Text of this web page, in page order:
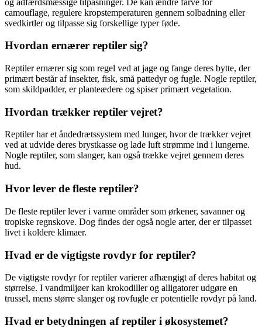
camouflage, regulere kropstemperaturen gennem solbadning eller
svedkirtler og tilpasse sig forskellige typer føde.
Hvordan ernærer reptiler sig?
Reptiler ernærer sig som regel ved at jage og fange deres bytte, der
primært består af insekter, fisk, små pattedyr og fugle. Nogle reptiler,
som skildpadder, er planteædere og spiser primært vegetation.
Hvordan trækker reptiler vejret?
Reptiler har et åndedrætssystem med lunger, hvor de trækker vejret
ved at udvide deres brystkasse og lade luft strømme ind i lungerne.
Nogle reptiler, som slanger, kan også trække vejret gennem deres
hud.
Hvor lever de fleste reptiler?
De fleste reptiler lever i varme områder som ørkener, savanner og
tropiske regnskove. Dog findes der også nogle arter, der er tilpasset
livet i koldere klimaer.
Hvad er de vigtigste rovdyr for reptiler?
De vigtigste rovdyr for reptiler varierer afhængigt af deres habitat og
størrelse. I vandmiljøer kan krokodiller og alligatorer udgøre en
trussel, mens større slanger og rovfugle er potentielle rovdyr på land.
Hvad er betydningen af reptiler i økosystemet?